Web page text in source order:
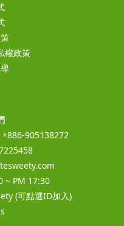
權政策
905138272
~ PM 17:30
(可點選ID加入)